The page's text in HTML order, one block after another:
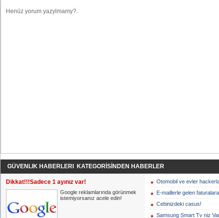
GÜVENLIK HABERLERI KATEGORİSİNDEN HABERLER
Dikkat!!!Sadece 1 ayınız var!
Google reklamlarında görünmek
istemiyorsanız acele edin!
Otomobil ve evler
E-maillerle gelen
Cebinizdeki casus!
Samsung Smart Tv niz